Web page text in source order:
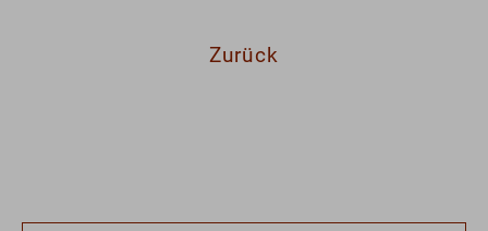
Zurück